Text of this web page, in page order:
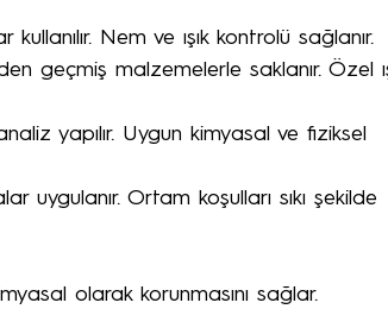
Nem ve ışık kontrolü sağlanır.
geçmiş malzemelerle saklanır. Özel
yapılır. Uygun kimyasal ve fiziksel
uygulanır. Ortam koşulları sıkı şekilde
olarak korunmasını sağlar.